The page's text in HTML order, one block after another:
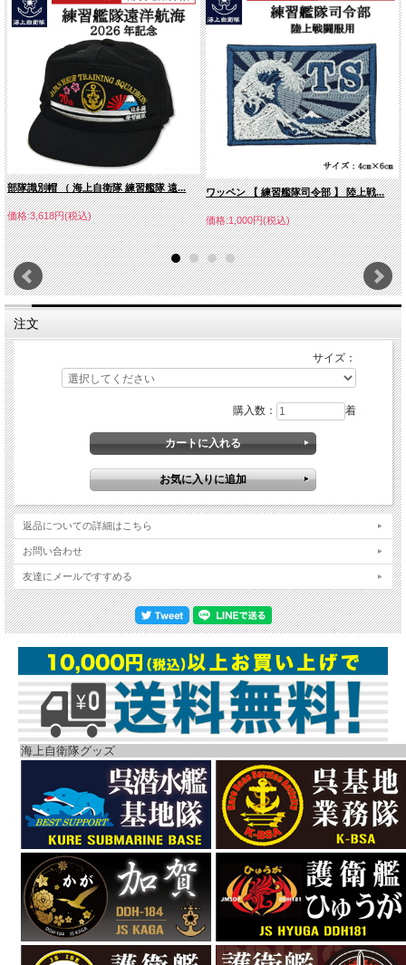
部隊識別帽 （ 海上自衛隊 練習艦隊 遠...
価格:3,618円(税込)
ワッペン 【 練習艦隊司令部 】 陸上戦...
価格:1,000円(税込)
注文
サイズ：
購入数： 着
返品についての詳細はこちら
お問い合わせ
友達にメールですすめる
海上自衛隊グッズ